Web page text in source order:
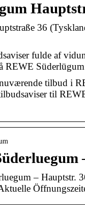
36
fulde af
REWE
tilbud i
til
– Hauptstr.